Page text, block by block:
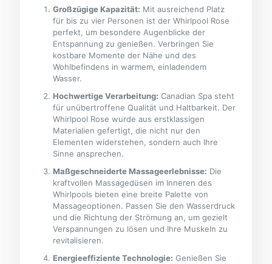
Großzügige Kapazität: Mit ausreichend Platz
für bis zu vier Personen ist der Whirlpool Rose
perfekt, um besondere Augenblicke der
Entspannung zu genießen. Verbringen Sie
kostbare Momente der Nähe und des
Wohlbefindens in warmem, einladendem
Wasser.
Hochwertige Verarbeitung: Canadian Spa steht
für unübertroffene Qualität und Haltbarkeit. Der
Whirlpool Rose wurde aus erstklassigen
Materialien gefertigt, die nicht nur den
Elementen widerstehen, sondern auch Ihre
Sinne ansprechen.
Maßgeschneiderte Massageerlebnisse: Die
kraftvollen Massagedüsen im Inneren des
Whirlpools bieten eine breite Palette von
Massageoptionen. Passen Sie den Wasserdruck
und die Richtung der Strömung an, um gezielt
Verspannungen zu lösen und Ihre Muskeln zu
revitalisieren.
Energieeffiziente Technologie: Genießen Sie